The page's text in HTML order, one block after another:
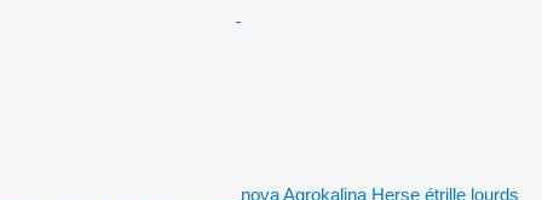
nova Agrokalina Herse étrille lourds